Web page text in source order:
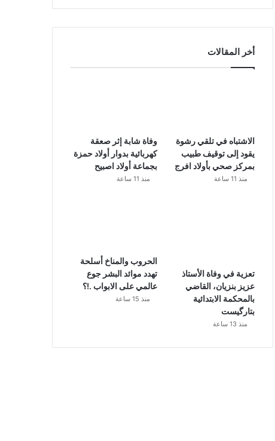
أخر المقالات
الاشتباه في تلقي رشوة
يقود إلى توقيف طبيب
بمركز صحي بأولاد افرج
منذ 11 ساعة
وفاة شابة إثر صعقة
كهربائية بدوار أولاد حمزة
بجماعة أولاد اصبيح
منذ 11 ساعة
تعزية في وفاة الأستاذ
عزيز بنزيان، القاضي
بالمحكمة الابتدائية
بتارگيست
منذ 13 ساعة
الحروب والمناخ أسلحة
تهدد موائد البشر جوع
عالمي على الابواب .!؟
منذ 15 ساعة